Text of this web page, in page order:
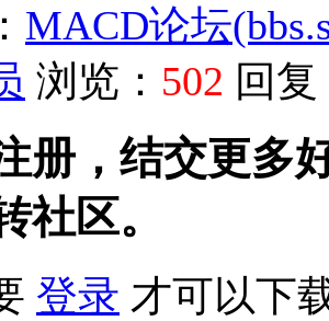
MACD论坛
浏览： 502 回
册，结交更多
社区。
登录 才可以下